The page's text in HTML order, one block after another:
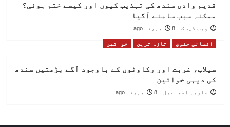
قدیم وادی سندھ کی تہذیب کیوں اور کیسے ختم ہوئی؟
ممکنہ سبب سامنے آگیا
ویب ڈیسک 8 مہینے ago
انسانی حقوق تازہ ترین خواتین
سیلاب، غربت اور رکاوٹوں کے باوجود آگے بڑھتیں سندھ
کی دیہی خواتین
ماریہ اسماعیل 8 مہینے ago